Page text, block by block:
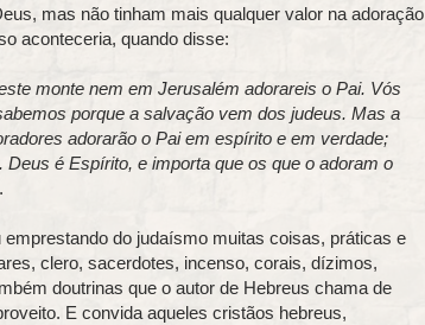
mas não tinham mais qualquer valor na adoração
aconteceria, quando disse:
monte nem em Jerusalém adorareis o Pai. Vós
porque a salvação vem dos judeus. Mas a
adorarão o Pai em espírito e em verdade;
é Espírito, e importa que os que o adoram o
do judaísmo muitas coisas, práticas e
clero, sacerdotes, incenso, corais, dízimos,
doutrinas que o autor de Hebreus chama de
E convida aqueles cristãos hebreus,